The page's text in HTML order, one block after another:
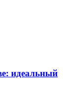
идеальный